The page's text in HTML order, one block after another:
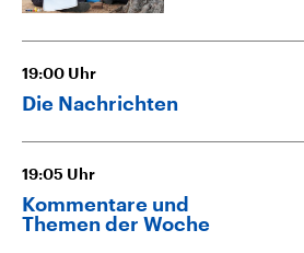
19:00 Uhr
Die Nachrichten
19:05 Uhr
Kommentare und
Themen der Woche